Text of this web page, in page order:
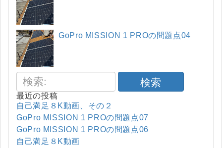
GoPro MISSION 1 PROの問題点04
検索
最近の投稿
自己満足８K動画、その２
GoPro MISSION 1 PROの問題点07
GoPro MISSION 1 PROの問題点06
自己満足８K動画